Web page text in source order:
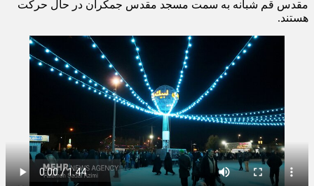
مقدس قم شبانه به سمت مسجد مقدس جمکران در حال حرکت
هستند.